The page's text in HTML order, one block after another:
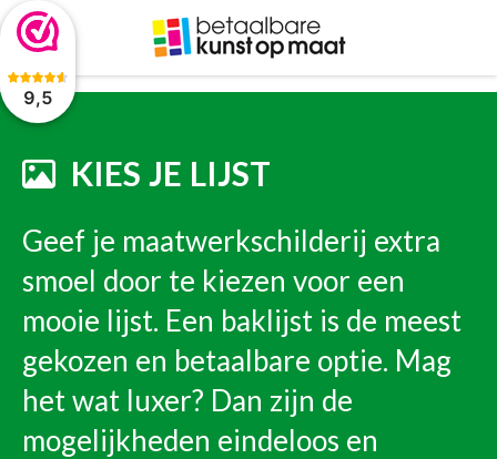
9,5
KIES JE LIJST
Geef je maatwerkschilderij extra
smoel door te kiezen voor een
mooie lijst. Een baklijst is de meest
gekozen en betaalbare optie. Mag
het wat luxer? Dan zijn de
mogelijkheden eindeloos en
De waardering van www.betaalbarekunst.nl bij
is 9.5/10 gebaseerd op 2045 reviews.